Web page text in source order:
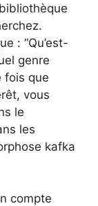
: “Qu’est-
genre
fois que
vous
le
les
kafka
compte